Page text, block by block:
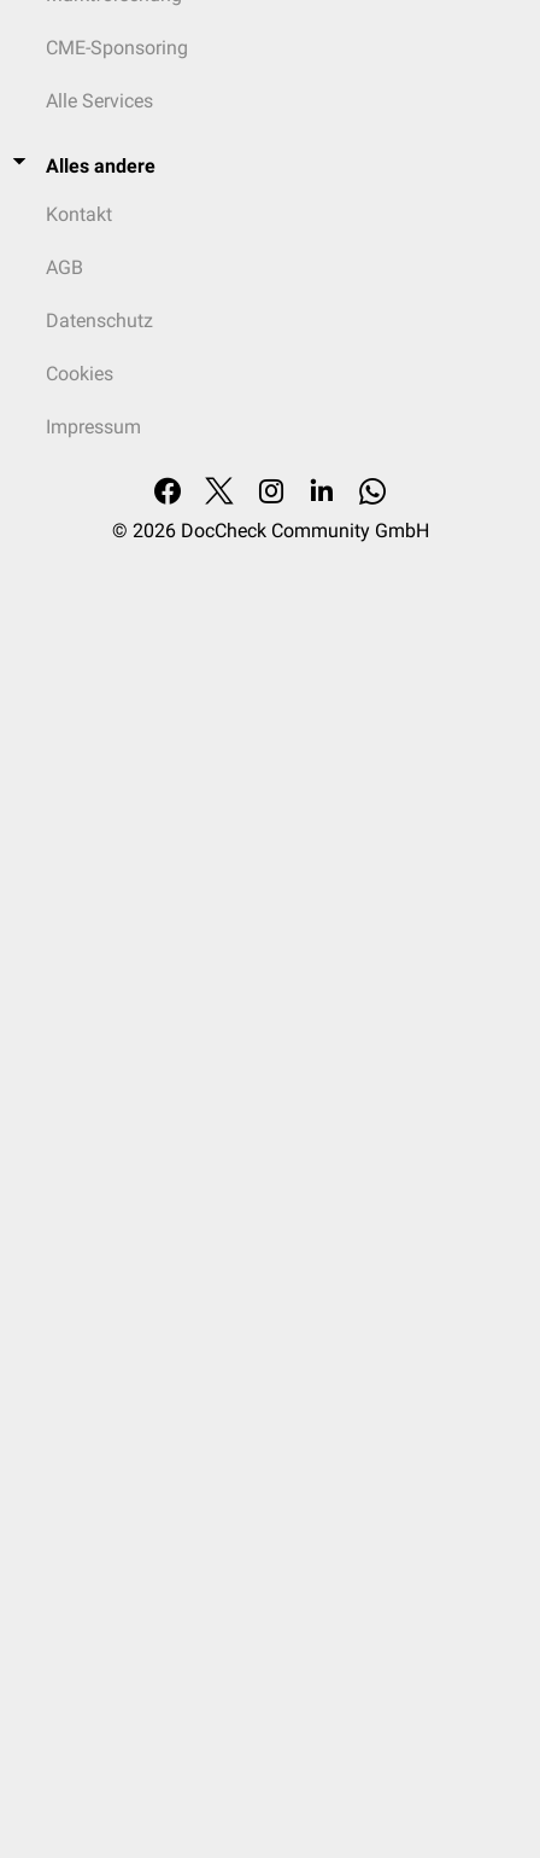
CME-Sponsoring
Alle Services
Alles andere
Kontakt
AGB
Datenschutz
Cookies
Impressum
© 2026 DocCheck Community GmbH